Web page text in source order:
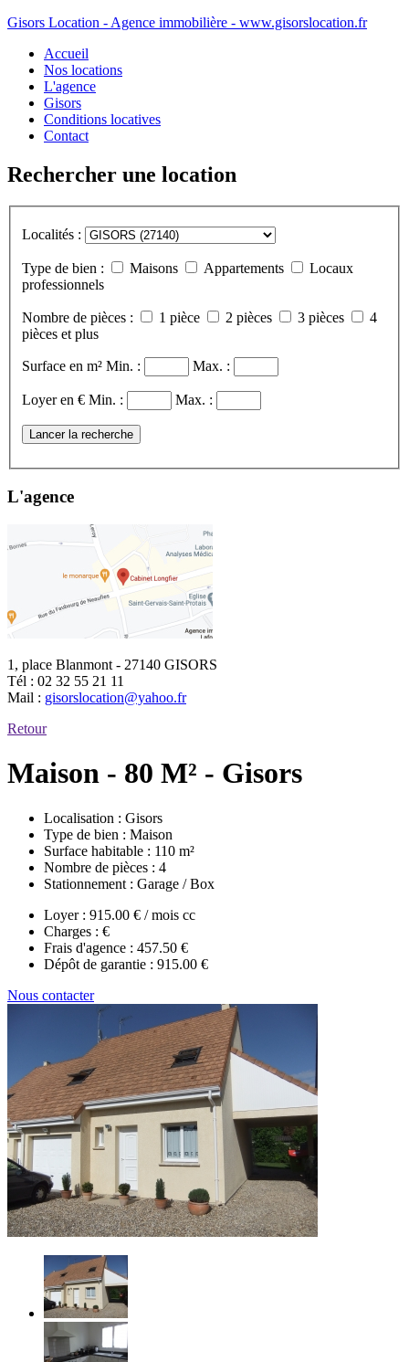
Gisors Location - Agence immobilière - www.gisorslocation.fr
Accueil
Nos locations
L'agence
Gisors
Conditions locatives
Contact
Rechercher une location
Localités :
Type de bien : Maisons Appartements
Locaux
professionnels
Nombre de pièces : 1 pièce 2 pièces 3 pièces
4
pièces et plus
Surface en m² Min. : Max. :
Loyer en € Min. : Max. :
Lancer la recherche
L'agence
1, place Blanmont - 27140 GISORS
Tél : 02 32 55 21 11
Mail : gisorslocation@yahoo.fr
Retour
Maison - 80 M² - Gisors
Localisation : Gisors
Type de bien : Maison
Surface habitable : 110 m²
Nombre de pièces : 4
Stationnement : Garage / Box
Loyer : 915.00 € / mois cc
Charges : €
Frais d'agence : 457.50 €
Dépôt de garantie : 915.00 €
Nous contacter